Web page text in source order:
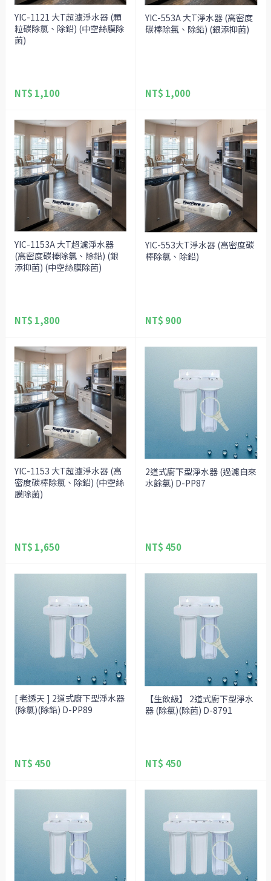
YIC-1121 大T超濾淨水器 (顆
粒碳除氯、除鉛) (中空絲膜除
菌)
NT$ 1,100
YIC-553A 大T淨水器 (高密度
碳棒除氯、除鉛) (銀添抑菌)
NT$ 1,000
YIC-1153A 大T超濾淨水器
(高密度碳棒除氯、除鉛) (銀
添抑菌) (中空絲膜除菌)
NT$ 1,800
YIC-553大T淨水器 (高密度碳
棒除氯、除鉛)
NT$ 900
YIC-1153 大T超濾淨水器 (高
密度碳棒除氯、除鉛) (中空絲
膜除菌)
NT$ 1,650
2道式廚下型淨水器 (過濾自來
水餘氯) D-PP87
NT$ 450
[ 老透天 ] 2道式廚下型淨水器
(除氯)(除鉛) D-PP89
NT$ 450
【生飲級】 2道式廚下型淨水
器 (除氯)(除菌) D-8791
NT$ 450